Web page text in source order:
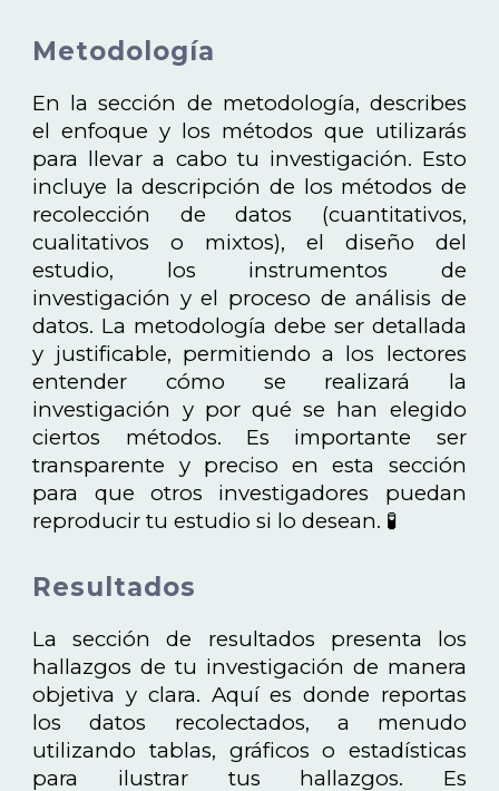
Metodología
En la sección de metodología, describes
el enfoque y los métodos que utilizarás
para llevar a cabo tu investigación. Esto
incluye la descripción de los métodos de
recolección de datos (cuantitativos,
cualitativos o mixtos), el diseño del
estudio, los instrumentos de
investigación y el proceso de análisis de
datos. La metodología debe ser detallada
y justificable, permitiendo a los lectores
entender cómo se realizará la
investigación y por qué se han elegido
ciertos métodos. Es importante ser
transparente y preciso en esta sección
para que otros investigadores puedan
reproducir tu estudio si lo desean. 🧪
Resultados
La sección de resultados presenta los
hallazgos de tu investigación de manera
objetiva y clara. Aquí es donde reportas
los datos recolectados, a menudo
utilizando tablas, gráficos o estadísticas
para ilustrar tus hallazgos. Es